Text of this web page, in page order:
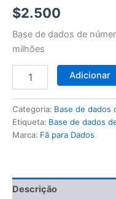
$2.500
Base de dados de
milhões
Adicionar
Categoria: Base de dados
Etiqueta: Base de dados
Marca: Fã para Dados
Descrição